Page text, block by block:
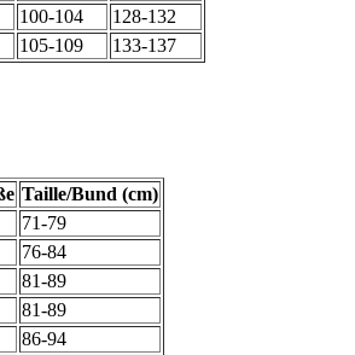
100-104
128-132
105-109 133-137
Taille/Bund (cm)
71-79
76-84
81-89
81-89
86-94